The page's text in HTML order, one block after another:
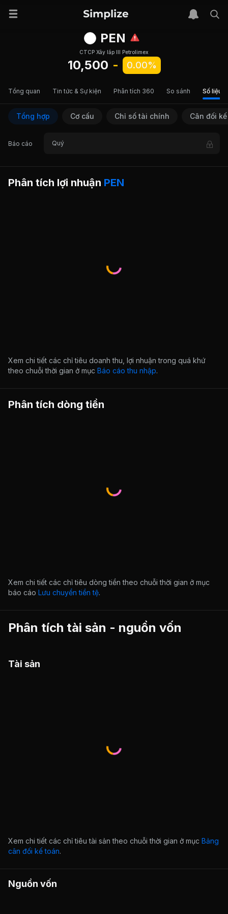
PEN
CTCP Xây lắp III Petrolimex
10,500 - 0.00%
Tổng quan Tin tức & Sự kiện Phân tích 360 So sánh Số liệu
Tổng hợp Cơ cấu Chỉ số tài chính Cân đối
Báo cáo Quý
Phân tích lợi nhuận PEN
Xem chi tiết các chỉ tiêu doanh thu, lợi nhuận trong quá khứ
theo chuỗi thời gian ở mục Báo cáo thu nhập.
Phân tích dòng tiền
Xem chi tiết các chỉ tiêu dòng tiền theo chuỗi thời gian ở mục
báo cáo Lưu chuyển tiền tệ.
Phân tích tài sản - nguồn vốn
Tài sản
Xem chi tiết các chỉ tiêu tài sản theo chuỗi thời gian ở mục Bảng
cân đối kế toán.
Nguồn vốn